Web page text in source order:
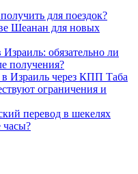
для поездок?
Шеанан для новых
обязательно ли
получения?
в Израиль через КПП Таба
ограничения и
перевод в шекелях